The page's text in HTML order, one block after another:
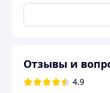
Цвет
Тип ткани
Узоры и принты
Вид изделия
Отзывы и
4.9